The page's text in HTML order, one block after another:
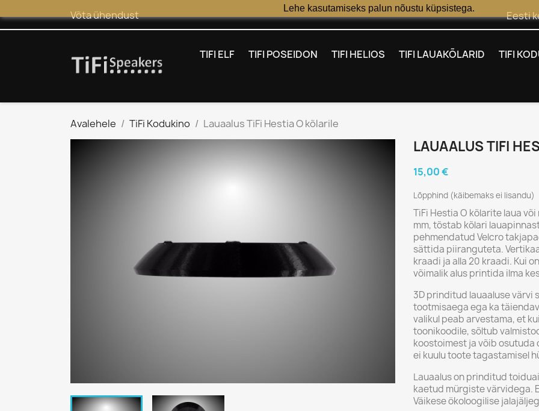
Lehe kasutamiseks palun nõustu küpsistega.
Võta ühendust Eesti
TIFI ELF TIFI POSEIDON TIFI HELIOS TIFI LAUAKÕLARID TIFI
Avalehele TiFi Kodukino Lauaalus TiFi Hestia O kõlarile
LAUAALUS TIFI
15,00 €
Lõpphind (käibemaks ei lisandu)
TiFi Hestia O kõlarite laua
mm, tõstab kõlari
pehmendatud Velcro
sättida piiranguteta.
kraadi ja alla 20 kraadi. Kui
võimalik alus printida ilma
3D prinditud lauaaluse värvi
tootmisaega ega ka
valikul peab arvestama, et
toonikoodile, sõltub
koostoimest ja võib osutuda
ei kuulu toote tagastamisel
Lauaalus on prinditud
kaetud mürgiste värvidega.
Väikese ökoloogilise